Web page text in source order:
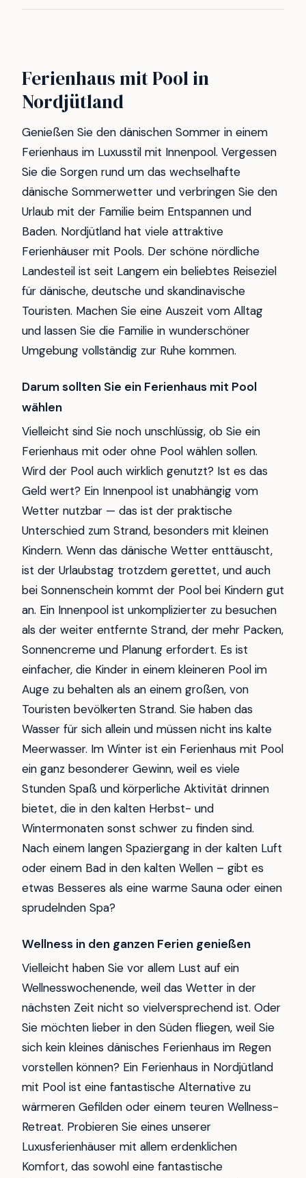
Ferienhaus mit Pool in
Nordjütland
Genießen Sie den dänischen Sommer in einem
Ferienhaus im Luxusstil mit Innenpool. Vergessen
Sie die Sorgen rund um das wechselhafte
dänische Sommerwetter und verbringen Sie den
Urlaub mit der Familie beim Entspannen und
Baden. Nordjütland hat viele attraktive
Ferienhäuser mit Pools. Der schöne nördliche
Landesteil ist seit Langem ein beliebtes Reiseziel
für dänische, deutsche und skandinavische
Touristen. Machen Sie eine Auszeit vom Alltag
und lassen Sie die Familie in wunderschöner
Umgebung vollständig zur Ruhe kommen.
Darum sollten Sie ein Ferienhaus mit Pool
wählen
Vielleicht sind Sie noch unschlüssig, ob Sie ein
Ferienhaus mit oder ohne Pool wählen sollen.
Wird der Pool auch wirklich genutzt? Ist es das
Geld wert? Ein Innenpool ist unabhängig vom
Wetter nutzbar — das ist der praktische
Unterschied zum Strand, besonders mit kleinen
Kindern. Wenn das dänische Wetter enttäuscht,
ist der Urlaubstag trotzdem gerettet, und auch
bei Sonnenschein kommt der Pool bei Kindern gut
an. Ein Innenpool ist unkomplizierter zu besuchen
als der weiter entfernte Strand, der mehr Packen,
Sonnencreme und Planung erfordert. Es ist
einfacher, die Kinder in einem kleineren Pool im
Auge zu behalten als an einem großen, von
Touristen bevölkerten Strand. Sie haben das
Wasser für sich allein und müssen nicht ins kalte
Meerwasser. Im Winter ist ein Ferienhaus mit Pool
ein ganz besonderer Gewinn, weil es viele
Stunden Spaß und körperliche Aktivität drinnen
bietet, die in den kalten Herbst- und
Wintermonaten sonst schwer zu finden sind.
Nach einem langen Spaziergang in der kalten Luft
oder einem Bad in den kalten Wellen – gibt es
etwas Besseres als eine warme Sauna oder einen
sprudelnden Spa?
Wellness in den ganzen Ferien genießen
Vielleicht haben Sie vor allem Lust auf ein
Wellnesswochenende, weil das Wetter in der
nächsten Zeit nicht so vielversprechend ist. Oder
Sie möchten lieber in den Süden fliegen, weil Sie
sich kein kleines dänisches Ferienhaus im Regen
vorstellen können? Ein Ferienhaus in Nordjütland
mit Pool ist eine fantastische Alternative zu
wärmeren Gefilden oder einem teuren Wellness-
Retreat. Probieren Sie eines unserer
Luxusferienhäuser mit allem erdenklichen
Komfort, das sowohl eine fantastische